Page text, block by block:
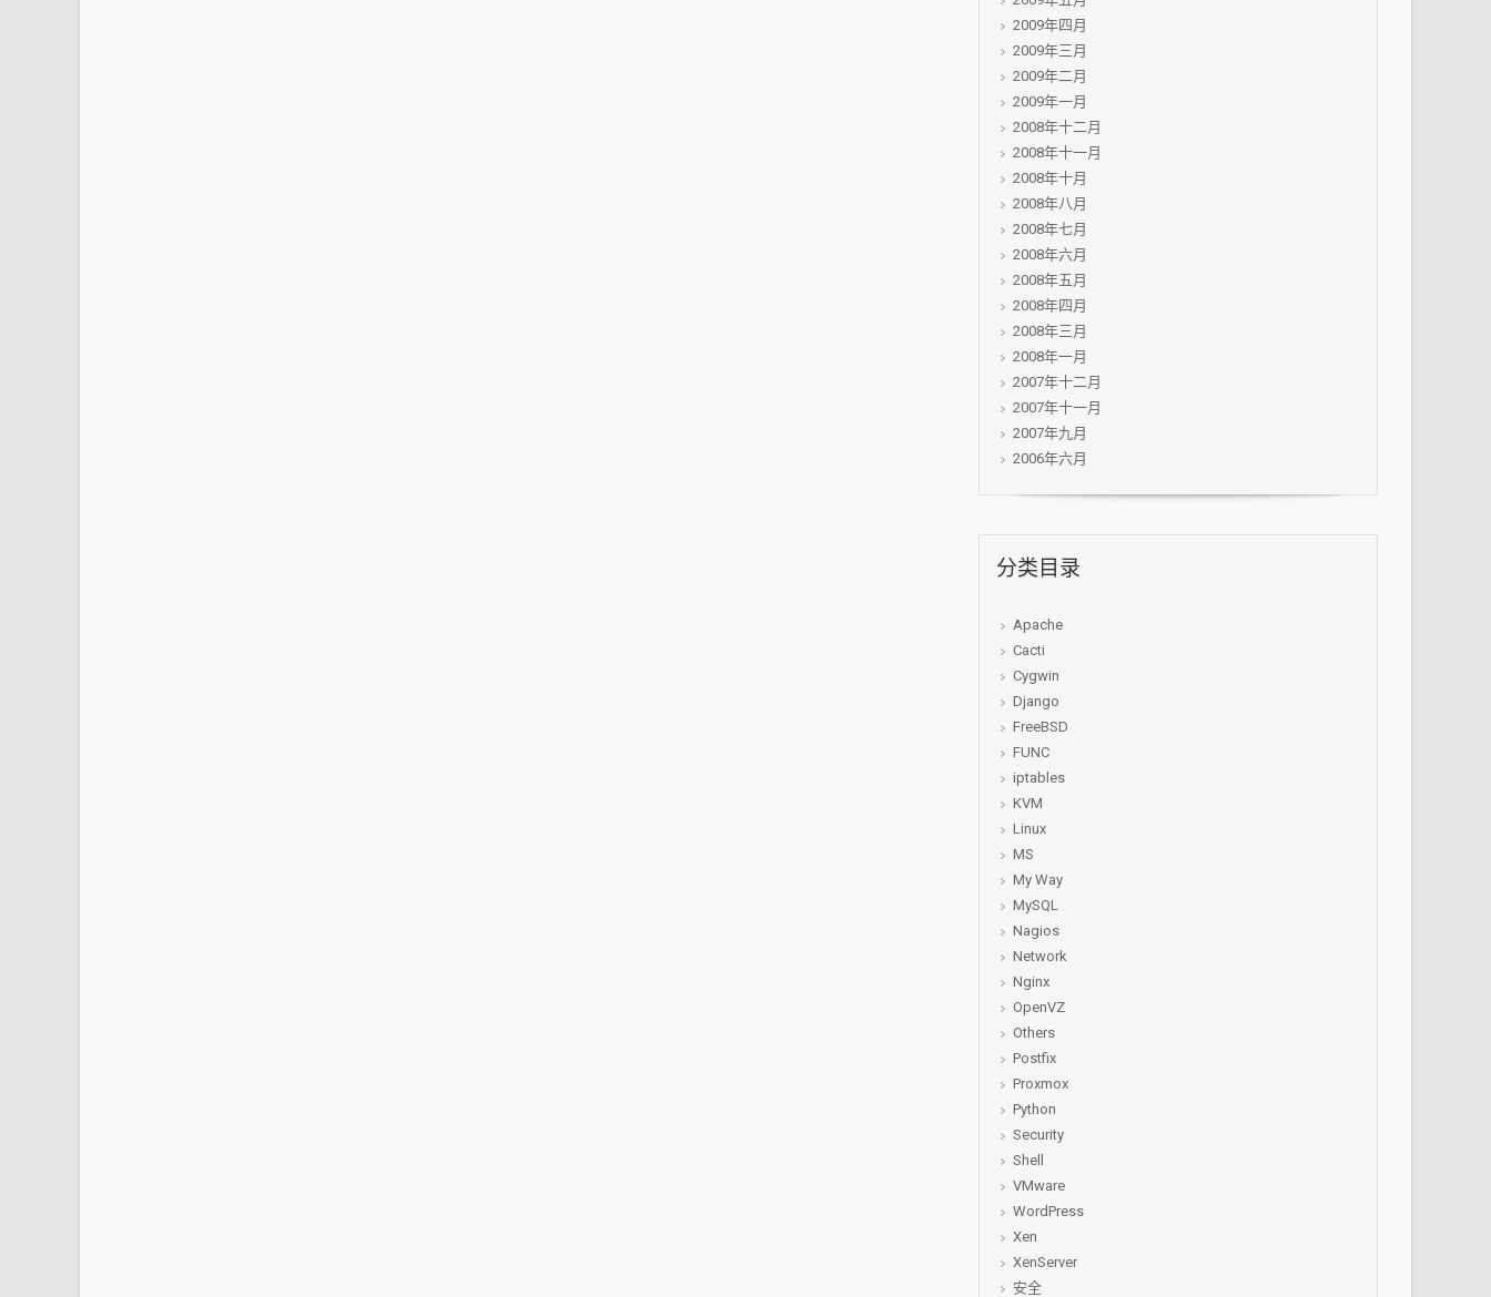
2009年四月
2009年三月
2009年二月
2009年一月
2008年十二月
2008年十一月
2008年十月
2008年八月
2008年七月
2008年六月
2008年五月
2008年四月
2008年三月
2008年一月
2007年十二月
2007年十一月
2007年九月
2006年六月
分类目录
Apache
Cacti
Cygwin
Django
FreeBSD
FUNC
iptables
KVM
Linux
MS
My Way
MySQL
Nagios
Network
Nginx
OpenVZ
Others
Postfix
Proxmox
Python
Security
Shell
VMware
WordPress
Xen
XenServer
安全